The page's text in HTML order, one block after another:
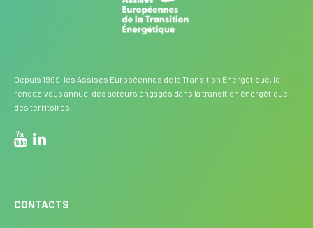
Depuis 1999, les Assises Européennes de la Transition Energétique, le
rendez-vous annuel des acteurs engagés dans la transition énergétique
des territoires.
CONTACTS